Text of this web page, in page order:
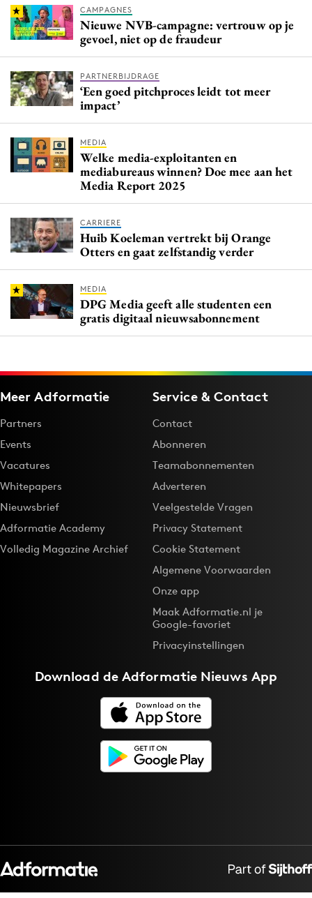
CAMPAGNES
Nieuwe NVB-campagne: vertrouw op je
gevoel, niet op de fraudeur
PARTNERBIJDRAGE
‘Een goed pitchproces leidt tot meer
impact’
MEDIA
Welke media-exploitanten en
mediabureaus winnen? Doe mee aan het
Media Report 2025
CARRIERE
Huib Koeleman vertrekt bij Orange
Otters en gaat zelfstandig verder
MEDIA
DPG Media geeft alle studenten een
gratis digitaal nieuwsabonnement
Meer Adformatie
Partners
Events
Vacatures
Whitepapers
Nieuwsbrief
Adformatie Academy
Volledig Magazine Archief
Service & Contact
Contact
Abonneren
Teamabonnementen
Adverteren
Veelgestelde Vragen
Privacy Statement
Cookie Statement
Algemene Voorwaarden
Onze app
Maak Adformatie.nl je
Google-favoriet
Privacyinstellingen
Download deAdformatie Nieuws App